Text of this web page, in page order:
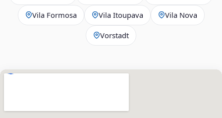
Vila Formosa Vila Itoupava Vila Nova
Vorstadt